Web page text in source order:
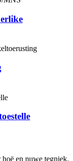
en nuwe tegniek,